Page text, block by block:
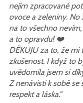
nejím zpracované
ovoce a zeleniny.
na to všechno
a to opravdu! ❤️
DĚKUJU za to, že
zkušenost. I když to
uvědomila jsem si
Z nenávisti k sobě se
respekt a láska."